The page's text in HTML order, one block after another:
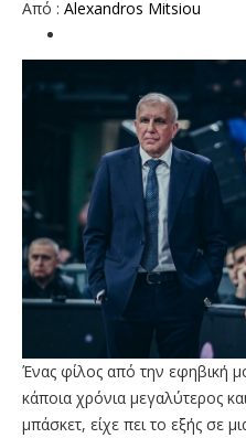
Aπό : Alexandros Mitsiou
Ένας φίλος από την εφηβική
κάποια χρόνια μεγαλύτερος
μπάσκετ, είχε πει το εξής σε